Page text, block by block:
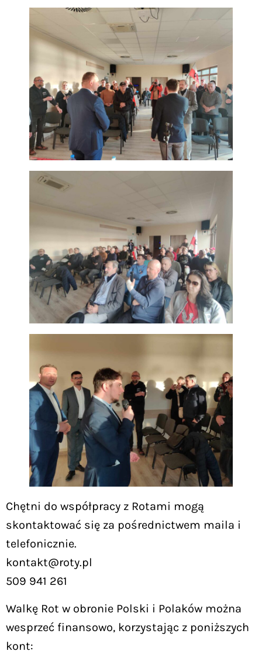
Chętni do współpracy z Rotami mogą
skontaktować się za pośrednictwem maila i
telefonicznie.
kontakt@roty.pl
509 941 261
Walkę Rot w obronie Polski i Polaków można
wesprzeć finansowo, korzystając z poniższych
kont: